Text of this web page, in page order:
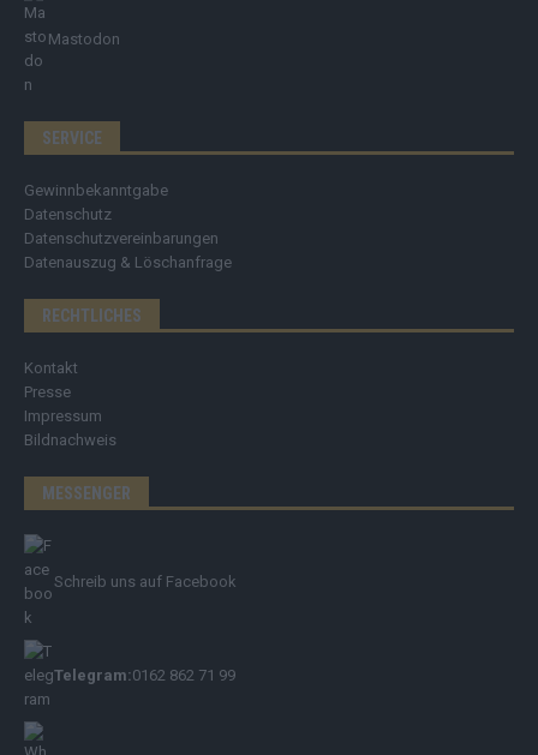
Mastodon
SERVICE
Gewinnbekanntgabe
Datenschutz
Datenschutzvereinbarungen
Datenauszug & Löschanfrage
RECHTLICHES
Kontakt
Presse
Impressum
Bildnachweis
MESSENGER
Schreib uns auf Facebook
Telegram:0162 862 71 99